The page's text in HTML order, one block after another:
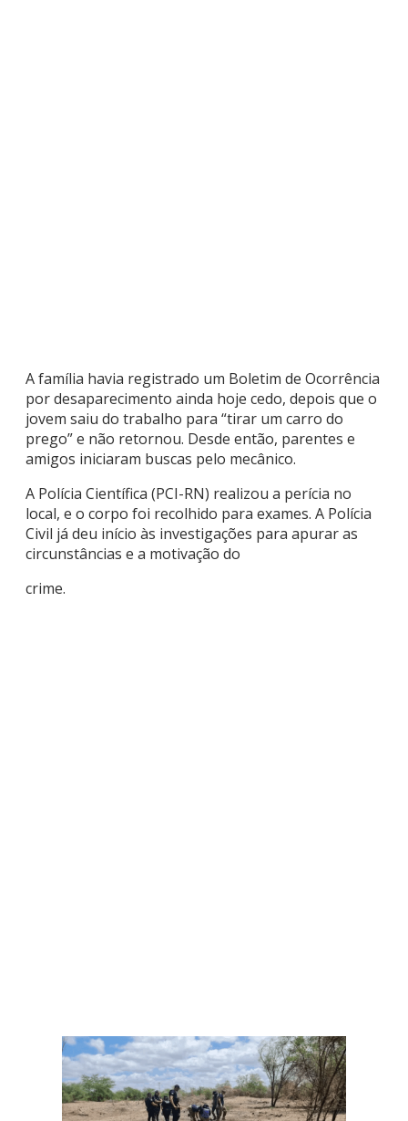
A família havia registrado um Boletim de Ocorrência
por desaparecimento ainda hoje cedo, depois que o
jovem saiu do trabalho para “tirar um carro do
prego” e não retornou. Desde então, parentes e
amigos iniciaram buscas pelo mecânico.
A Polícia Científica (PCI-RN) realizou a perícia no
local, e o corpo foi recolhido para exames. A Polícia
Civil já deu início às investigações para apurar as
circunstâncias e a motivação do
crime.